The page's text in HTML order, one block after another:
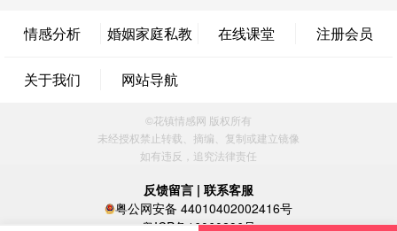
广东-佛山 139****6034
16分钟前
案
微信用户 惊鸿客 通过此页面咨询，已获得专属情感
方案
河南-郑州 182****3546
微信用户 王小鸣^ 通过此页面咨询，已获得专属情感
方案
浙江-温州 150****6789
情感分析 婚姻家庭私教 在线课堂 注册会员
关于我们 网站导航
©花镇情感网 版权所有
未经授权禁止转载、摘编、复制或建立镜像
如有违反，追究法律责任
反馈留言 | 联系客服
粤公网安备 44010402002416号
粤ICP备16060296号